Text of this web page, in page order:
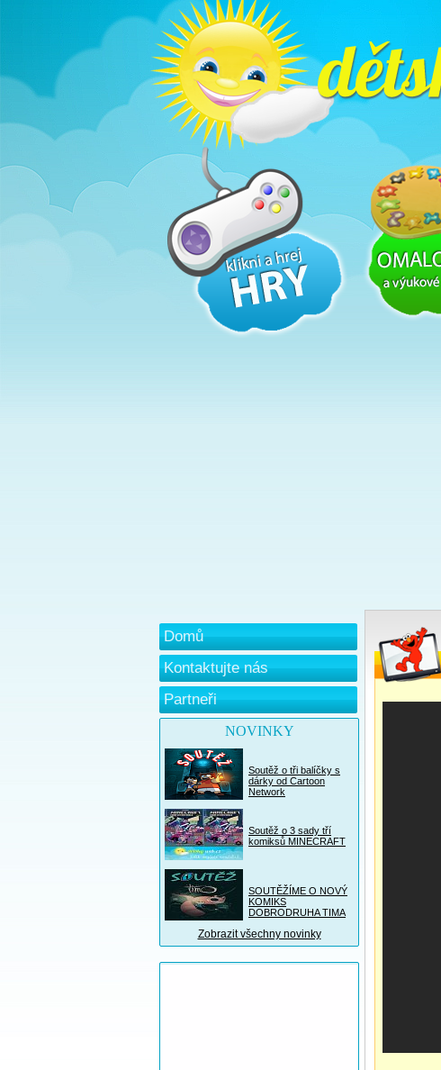
Domů
Kontaktujte nás
Partneři
NOVINKY
Soutěž o tři balíčky s
dárky od Cartoon
Network
Soutěž o 3 sady tří
komiksů MINECRAFT
SOUTĚŽÍME O NOVÝ
KOMIKS
DOBRODRUHA TIMA
Zobrazit všechny novinky